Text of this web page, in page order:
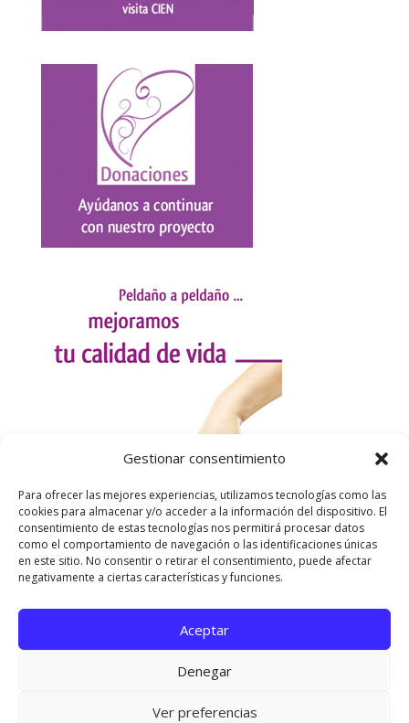
Gestionar consentimiento
Para ofrecer las mejores experiencias, utilizamos tecnologías como las
cookies para almacenar y/o acceder a la información del dispositivo. El
consentimiento de estas tecnologías nos permitirá procesar datos
como el comportamiento de navegación o las identificaciones únicas
en este sitio. No consentir o retirar el consentimiento, puede afectar
negativamente a ciertas características y funciones.
Aceptar
Denegar
Ver preferencias
Página oficial de Asociación Española de Esclerosis
Utilizamos cookies para ofrecerte la mejor experiencia en
Puedes aprender más sobre qué cookies utilizamos o